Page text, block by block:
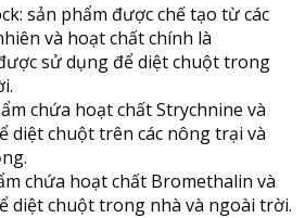
sản phẩm được chế tạo từ các
và hoạt chất chính là
sử dụng để diệt chuột trong
chứa hoạt chất Strychnine và
diệt chuột trên các nông trại và
chứa hoạt chất Bromethalin và
diệt chuột trong nhà và ngoài trời.